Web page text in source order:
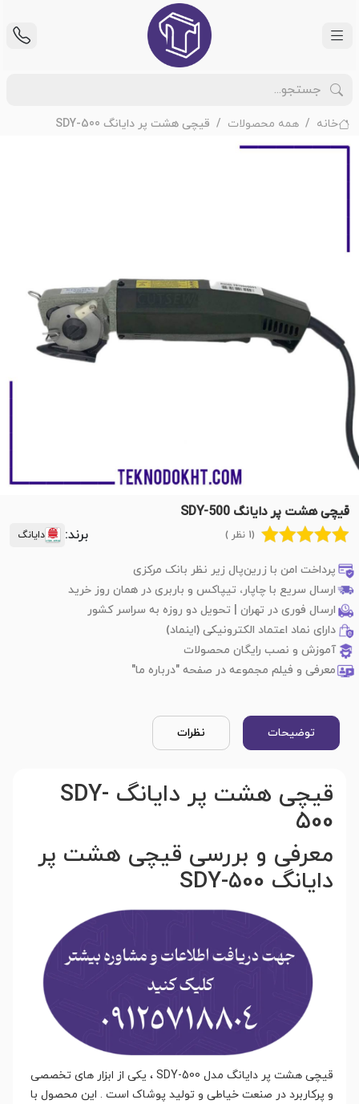
خانه همه محصولات قیچی هشت پر دایانگ SDY-500
قیچی هشت پر دایانگ SDY-500
(1 نظر ) برند: دایانگ
پرداخت امن با زرین‌پال زیر نظر بانک مرکزی
ارسال سریع با چاپار، تیپاکس و باربری در همان روز خرید
ارسال فوری در تهران | تحویل دو روزه به سراسر کشور
دارای نماد اعتماد الکترونیکی (اینماد)
آموزش و نصب رایگان محصولات
معرفی و فیلم مجموعه در صفحه "درباره ما"
توضیحات نظرات
قیچی هشت پر دایانگ SDY-
500
معرفی و بررسی قیچی هشت پر
دایانگ SDY-500
قیچی هشت پر دایانگ مدل SDY-500 ، یکی از ابزار های تخصصی
و پرکاربرد در صنعت خیاطی و تولید پوشاک است . این محصول با